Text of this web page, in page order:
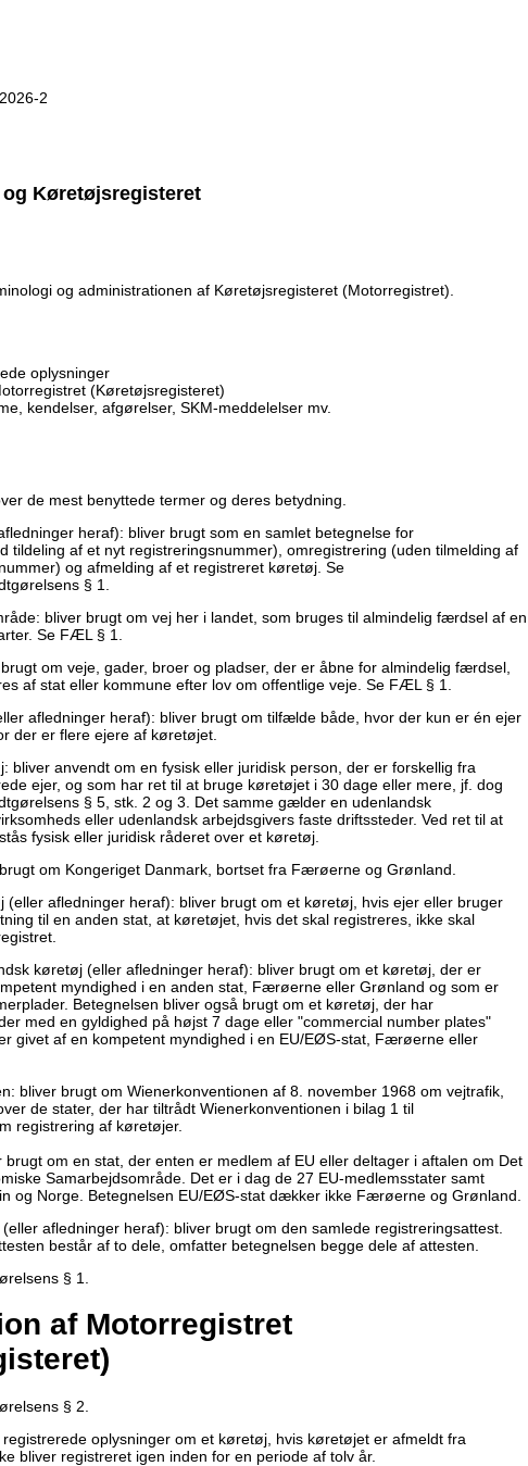
2
Køretøjsregisteret
og administrationen af Køretøjsregisteret (Motorregistret).
oplysninger
(Køretøjsregisteret)
kendelser, afgørelser, SKM-meddelelser mv.
de mest benyttede termer og deres betydning.
heraf): bliver brugt som en samlet betegnelse for
tildeling af et nyt registreringsnummer), omregistrering (uden tilmelding af
og afmelding af et registreret køretøj. Se
§ 1.
bliver brugt om vej her i landet, som bruges til almindelig færdsel af en
Se FÆL § 1.
om veje, gader, broer og pladser, der er åbne for almindelig færdsel,
af stat eller kommune efter lov om offentlige veje. Se FÆL § 1.
afledninger heraf): bliver brugt om tilfælde både, hvor der kun er én ejer
der er flere ejere af køretøjet.
bliver anvendt om en fysisk eller juridisk person, der er forskellig fra
ejer, og som har ret til at bruge køretøjet i 30 dage eller mere, jf. dog
§ 5, stk. 2 og 3. Det samme gælder en udenlandsk
eller udenlandsk arbejdsgivers faste driftssteder. Ved ret til at
fysisk eller juridisk råderet over et køretøj.
om Kongeriget Danmark, bortset fra Færøerne og Grønland.
(eller afledninger heraf): bliver brugt om et køretøj, hvis ejer eller bruger
til en anden stat, at køretøjet, hvis det skal registreres, ikke skal
køretøj (eller afledninger heraf): bliver brugt om et køretøj, der er
myndighed i en anden stat, Færøerne eller Grønland og som er
Betegnelsen bliver også brugt om et køretøj, der har
med en gyldighed på højst 7 dage eller "commercial number plates"
givet af en kompetent myndighed i en EU/EØS-stat, Færøerne eller
bliver brugt om Wienerkonventionen af 8. november 1968 om vejtrafik,
de stater, der har tiltrådt Wienerkonventionen i bilag 1 til
registrering af køretøjer.
brugt om en stat, der enten er medlem af EU eller deltager i aftalen om Det
Samarbejdsområde. Det er i dag de 27 EU-medlemsstater samt
og Norge. Betegnelsen EU/EØS-stat dækker ikke Færøerne og Grønland.
afledninger heraf): bliver brugt om den samlede registreringsattest.
består af to dele, omfatter betegnelsen begge dele af attesten.
§ 1.
af Motorregistret
§ 2.
oplysninger om et køretøj, hvis køretøjet er afmeldt fra
bliver registreret igen inden for en periode af tolv år.